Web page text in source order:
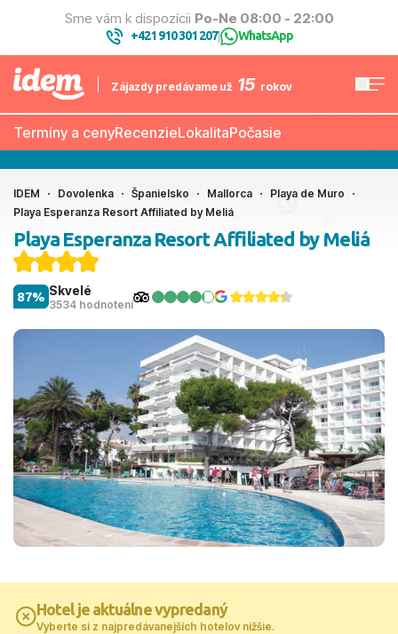
Sme vám k dispozícii Po-Ne 08:00 - 22:00
+421 910 301 207| WhatsApp
Zájazdy predávame už 15 rokov
Termíny a cenyRecenzieLokalitaPočasie
IDEM Dovolenka Španielsko Mallorca
Playa de Muro
Playa Esperanza Resort Affiliated by Meliá
Playa Esperanza Resort Affiliated by Meliá
Skvelé
3534 hodnotení
87%
Hotel je aktuálne vypredaný
Vyberte si z najpredávanejších hotelov nižšie.